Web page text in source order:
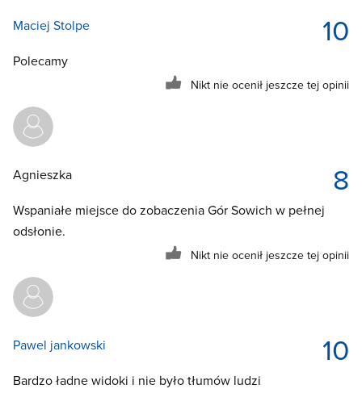
10
Maciej Stolpe
Polecamy
Nikt nie ocenił jeszcze tej opinii
8
Agnieszka
Wspaniałe miejsce do zobaczenia Gór Sowich w pełnej
odsłonie.
Nikt nie ocenił jeszcze tej opinii
10
Pawel jankowski
Bardzo ładne widoki i nie było tłumów ludzi